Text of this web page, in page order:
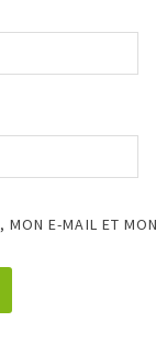
MON E-MAIL ET